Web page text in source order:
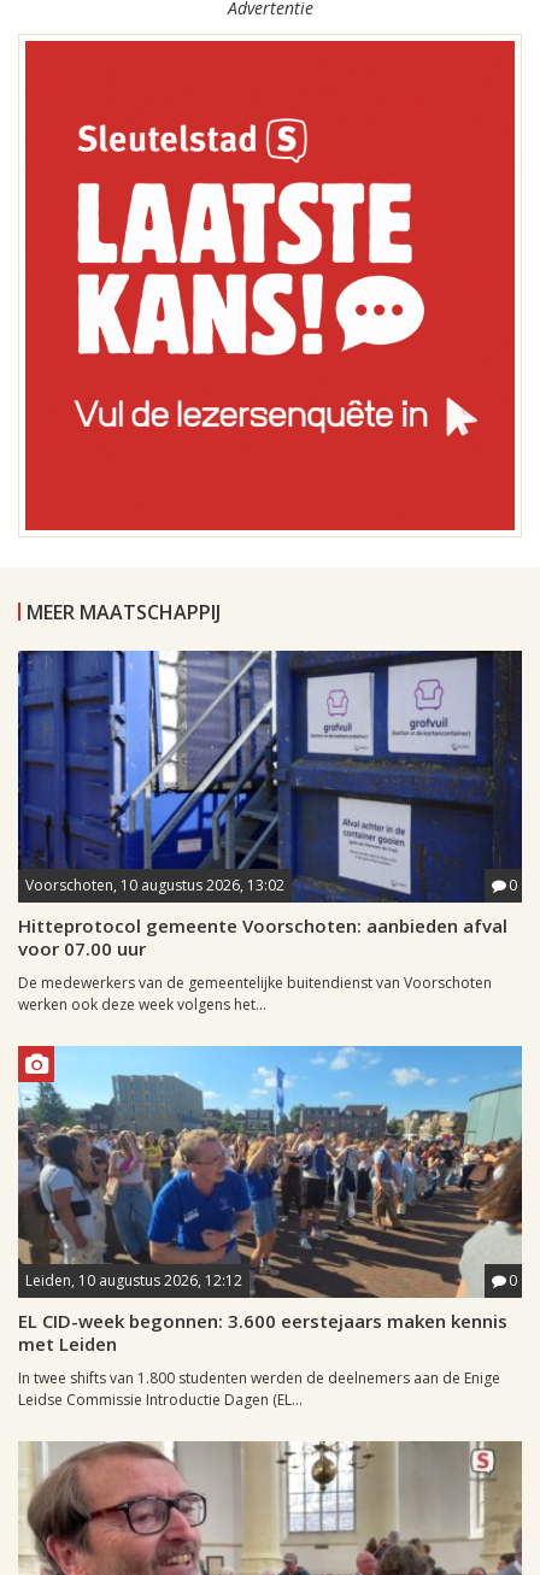
Advertentie
MEER MAATSCHAPPIJ
Voorschoten, 10 augustus 2026, 13:02 0
Hitteprotocol gemeente Voorschoten: aanbieden afval
voor 07.00 uur
De medewerkers van de gemeentelijke buitendienst van Voorschoten
werken ook deze week volgens het...
Leiden, 10 augustus 2026, 12:12 0
EL CID-week begonnen: 3.600 eerstejaars maken kennis
met Leiden
In twee shifts van 1.800 studenten werden de deelnemers aan de Enige
Leidse Commissie Introductie Dagen (EL...